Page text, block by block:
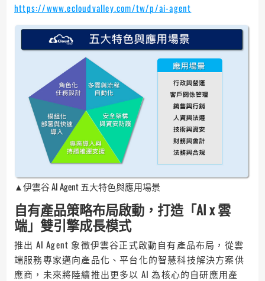
https://www.ecloudvalley.com/tw/p/ai-agent
▲伊雲谷 AI Agent 五大特色與應用場景
自有產品策略布局啟動，打造「AI x 雲
端」雙引擎成長模式
推出 AI Agent 象徵伊雲谷正式啟動自有產品布局，從雲
端服務專家邁向產品化、平台化的智慧科技解決方案供
應商，未來將陸續推出更多以 AI 為核心的自研應用產